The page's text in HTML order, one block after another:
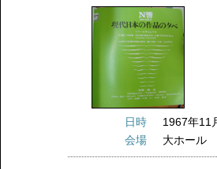
日時
1967年11
会場
大ホール